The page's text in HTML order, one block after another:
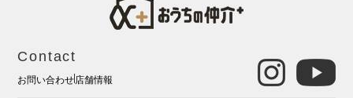
Contact
お問い合わせ店舗情報